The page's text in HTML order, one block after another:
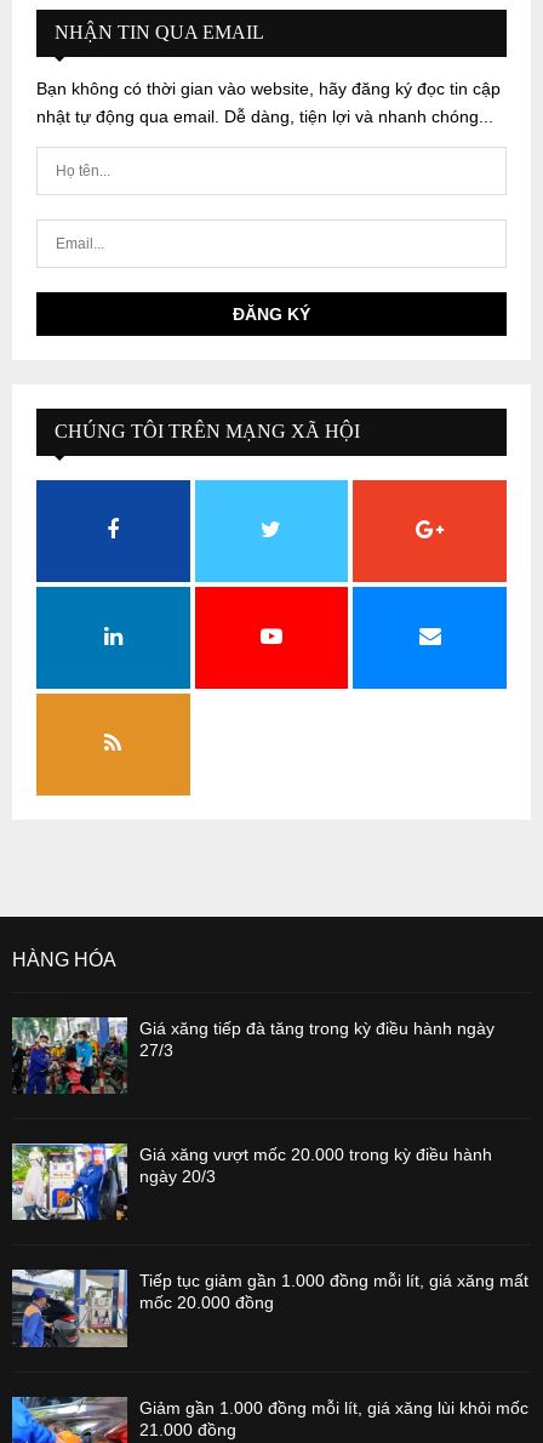
NHẬN TIN QUA EMAIL
Bạn không có thời gian vào website, hãy đăng ký đọc tin cập
nhật tự động qua email. Dễ dàng, tiện lợi và nhanh chóng...
CHÚNG TÔI TRÊN MẠNG XÃ HỘI
HÀNG HÓA
Giá xăng tiếp đà tăng trong kỳ điều hành ngày
27/3
Giá xăng vượt mốc 20.000 trong kỳ điều hành
ngày 20/3
Tiếp tục giảm gần 1.000 đồng mỗi lít, giá xăng mất
mốc 20.000 đồng
Giảm gần 1.000 đồng mỗi lít, giá xăng lùi khỏi mốc
21.000 đồng